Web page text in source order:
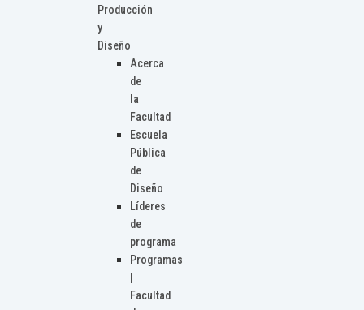
Producción
y
Diseño
Acerca
de
la
Facultad
Escuela
Pública
de
Diseño
Líderes
de
programa
Programas
Facultad